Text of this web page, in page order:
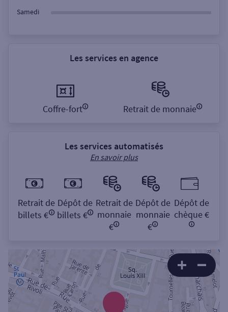
Samedi
Les services en agence
Coffre-fort Retrait de monnaie
Les services automatisés
En savoir plus
Retrait de
billets €
Dépôt de
billets €
Retrait de
monnaie
€
Dépôt de
monnaie
€
Dépôt de
chèque €